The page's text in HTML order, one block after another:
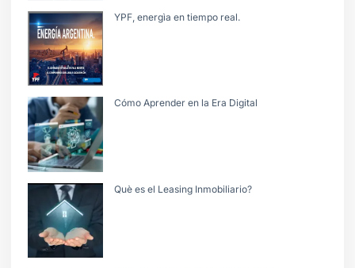
YPF, energìa en tiempo real.
Cómo Aprender en la Era Digital
Què es el Leasing Inmobiliario?